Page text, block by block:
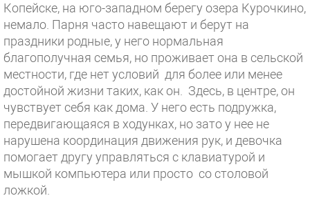
Копейске, на юго-западном берегу озера Курочкино,
немало. Парня часто навещают и берут на
праздники родные, у него нормальная
благополучная семья, но проживает она в сельской
местности, где нет условий для более или менее
достойной жизни таких, как он. Здесь, в центре, он
чувствует себя как дома. У него есть подружка,
передвигающаяся в ходунках, но зато у нее не
нарушена координация движения рук, и девочка
помогает другу управляться с клавиатурой и
мышкой компьютера или просто со столовой
ложкой.